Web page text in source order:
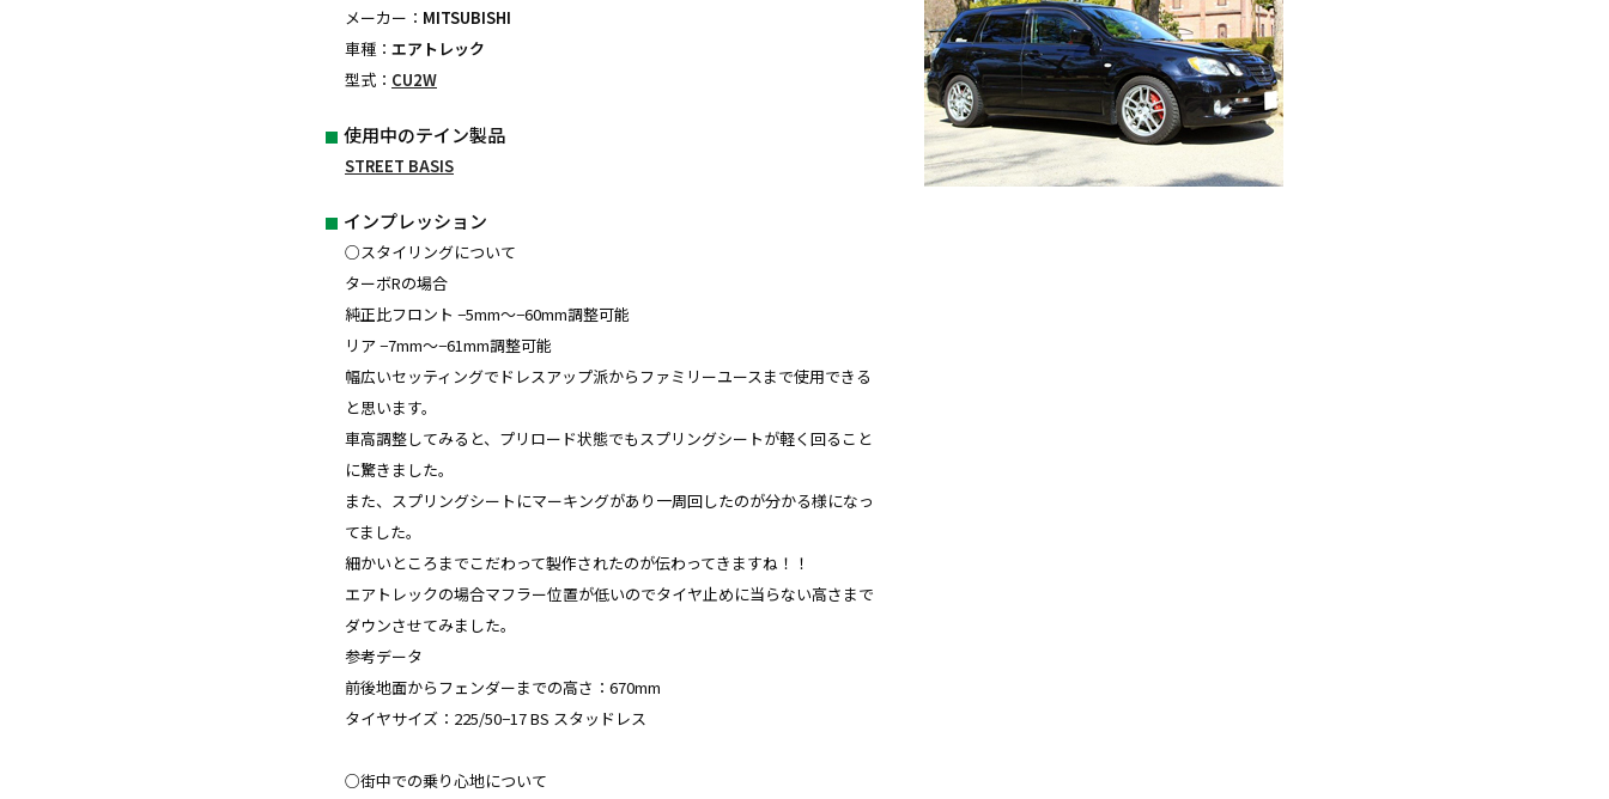
メーカー： MITSUBISHI
車種： エアトレック
型式： CU2W
使用中のテイン製品
STREET BASIS
インプレッション
○スタイリングについて
ターボRの場合
純正比フロント −5mm〜−60mm調整可能
リア −7mm〜−61mm調整可能
幅広いセッティングでドレスアップ派からファミリーユースまで使用できる
と思います。
車高調整してみると、プリロード状態でもスプリングシートが軽く回ること
に驚きました。
また、スプリングシートにマーキングがあり一周回したのが分かる様になっ
てました。
細かいところまでこだわって製作されたのが伝わってきますね！！
エアトレックの場合マフラー位置が低いのでタイヤ止めに当らない高さまで
ダウンさせてみました。
参考データ
前後地面からフェンダーまでの高さ：670mm
タイヤサイズ：225/50−17 BS スタッドレス
○街中での乗り心地について